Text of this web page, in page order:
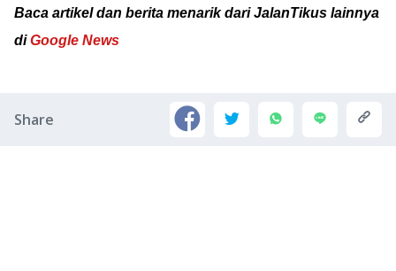
Baca artikel dan berita menarik dari JalanTikus lainnya
diGoogle News
Share